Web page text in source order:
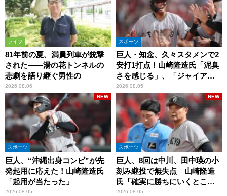
ライフ
81年前の夏、満員列車が銃撃
された――湯の花トンネルの
悲劇を語り継ぐ男性の
2026.08.06
スポーツ
巨人・知念、久々スタメンで2
安打1打点！山崎隆造氏「泥臭
さを感じる」、「ジャイアン
ツには少ないタイプ」
2026.08.05
スポーツ
巨人、“沖縄出身コンビ”が先
発起用に応えた！山崎隆造氏
「起用が当たった」
2026.08.05
NEW
スポーツ
巨人、8回は中川、田中瑛の小
刻み継投で無失点 山崎隆造
氏「確実に勝ちにいくとこ
ろ」
2026.08.05
NEW